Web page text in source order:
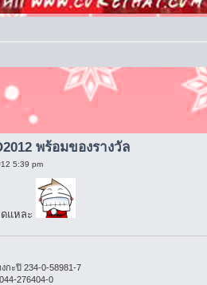
พร้อมของรางวัล
5:39 pm
แหละ
กะปิ 234-0-58981-7
276404-0